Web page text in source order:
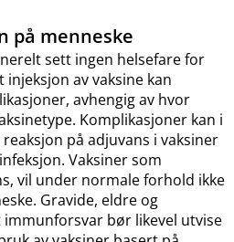
på menneske
sett ingen helsefare for
av vaksine kan
avhengig av hvor
Komplikasjoner kan i
på adjuvans i vaksiner
Vaksiner som
vil under normale forhold ikke
Gravide, eldre og
bør likevel utvise